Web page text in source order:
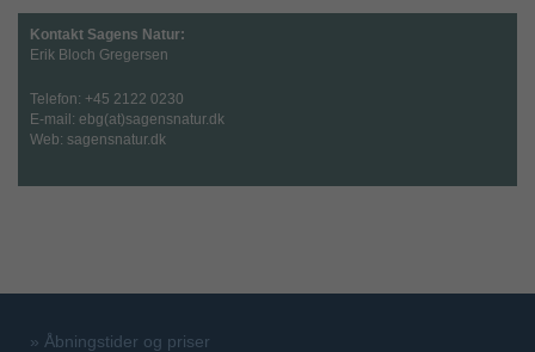
Kontakt Sagens Natur:
Erik Bloch Gregersen
Telefon: +45 2122 0230
E-mail: ebg(at)sagensnatur.dk
Web: sagensnatur.dk
» Åbningstider og priser